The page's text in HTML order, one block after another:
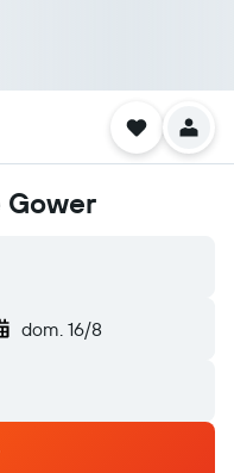
Gower
dom. 16/8